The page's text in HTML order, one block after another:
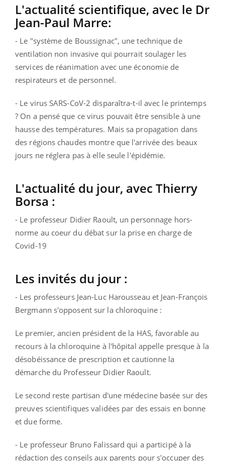
L'actualité scientifique, avec le Dr
Jean-Paul Marre:
- Le "système de Boussignac", une technique de
ventilation non invasive qui pourrait soulager les
services de réanimation avec une économie de
respirateurs et de personnel.
- Le virus SARS-CoV-2 disparaîtra-t-il avec le printemps
? On a pensé que ce virus pouvait être sensible à une
hausse des températures. Mais sa propagation dans
des régions chaudes montre que l'arrivée des beaux
jours ne réglera pas à elle seule l'épidémie.
L'actualité du jour, avec Thierry
Borsa :
- Le professeur Didier Raoult, un personnage hors-
norme au coeur du débat sur la prise en charge de
Covid-19
Les invités du jour :
- Les professeurs Jean-Luc Harousseau et Jean-François
Bergmann s'opposent sur la chloroquine :
Le premier, ancien président de la HAS, favorable au
recours à la chloroquine à l'hôpital appelle presque à la
désobéissance de prescription et cautionne la
démarche du Professeur Didier Raoult.
Le second reste partisan d'une médecine basée sur des
preuves scientifiques validées par des essais en bonne
et due forme.
- Le professeur Bruno Falissard qui a participé à la
rédaction des conseils aux parents pour s'occuper des